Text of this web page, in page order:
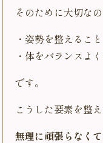
そのために大切なの
・姿勢を整えること
・体をバランスよ
です。
こうした要素を整
無理に頑張らなく